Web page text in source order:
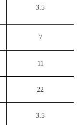
3.5
7
11
22
3.5